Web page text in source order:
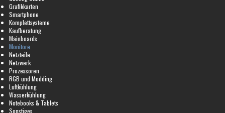
Grafikkarten
Smartphone
Komplettsysteme
Kaufberatung
Mainboards
Monitore
Netzteile
Netzwerk
Prozessoren
RGB und Modding
Luftkühlung
Wasserkühlung
Notebooks & Tablets
Sonstiges